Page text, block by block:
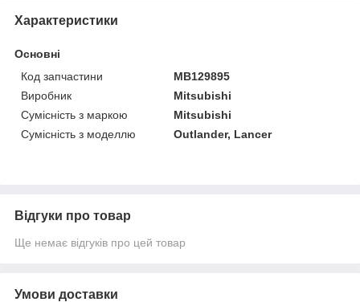
Характеристики
Основні
Код запчастини
MB129895
Виробник
Mitsubishi
Сумісність з маркою
Mitsubishi
Сумісність з моделлю
Outlander, Lancer
Відгуки про товар
Ще немає відгуків про цей товар
Умови доставки